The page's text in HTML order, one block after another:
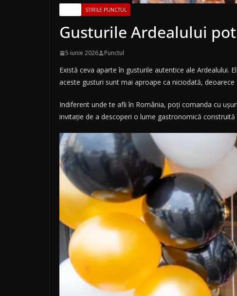
STIRILE PUNCTUL
Gusturile Ardealului
5 iunie 2026 Punctul
Există ceva aparte în gusturile autentice ale Ardealului.
aceste gusturi sunt mai aproape ca niciodată,
Indiferent unde te afli în România, poți comanda cu
invitație de a descoperi o lume gastronomică